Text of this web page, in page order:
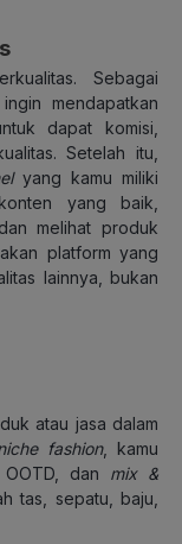
Sebagai
mendapatkan
dapat komisi,
Setelah itu,
yang kamu miliki
yang baik,
melihat produk
platform yang
lainnya, bukan
atau jasa dalam
fashion, kamu
dan mix &
tas, sepatu, baju,